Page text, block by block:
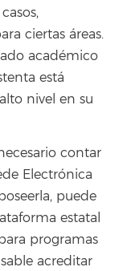
ciertas áreas.
académico
está
nivel en su
contar
Electrónica
puede
estatal
programas
acreditar